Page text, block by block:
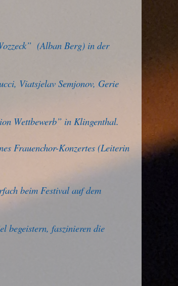
(Alban Berg) in der
Viatsjelav Semjonov, Gerie
Wettbewerb” in Klingenthal.
Frauenchor-Konzertes (Leiterin
beim Festival auf dem
begeistern, faszinieren die